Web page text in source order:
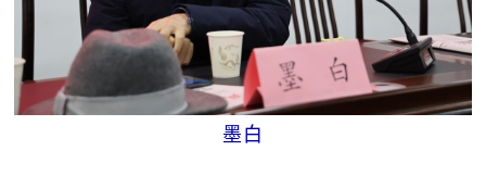
墨白